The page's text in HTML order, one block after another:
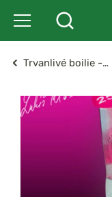
Trvanlivé boilie -…